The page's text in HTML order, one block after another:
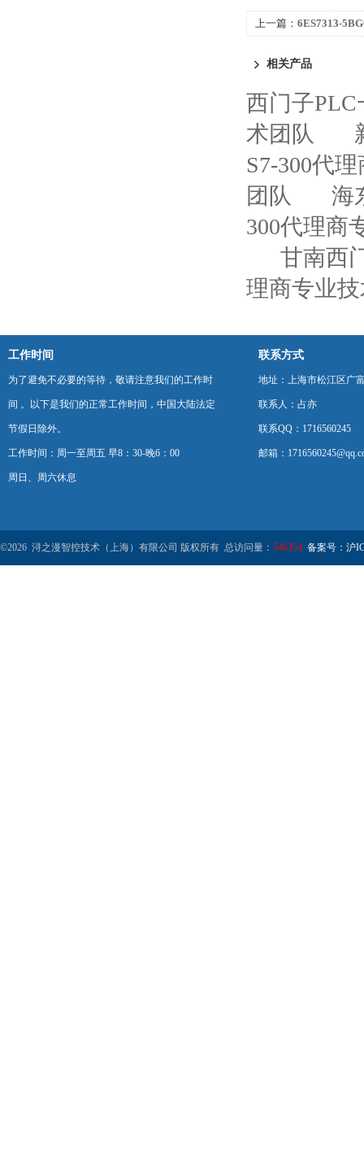
上一篇： 6ES7313-
相关产品
西门子
术团队
S7-300代
团队
海
300代理商
甘南西
理商专业
工作时间
为了避免不必要的等待，敬请注意我们的工作时
间 。以下是我们的正常工作时间，中国大陆法定
节假日除外。
工作时间：周一至周五 早8：30-晚6：00
周日、周六休息
联系方式
地址：上海市松江区广
联系人：占亦
联系QQ：1716560245
邮箱：
©2026 浔之漫智控技术（上海）有限公司 版权所有 总访问量： 546354 备案号：沪